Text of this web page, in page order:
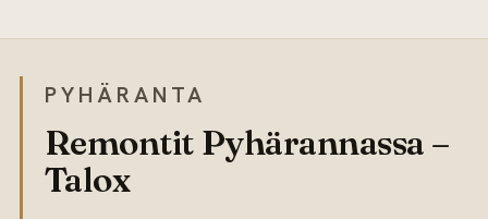
PYHÄRANTA
Remontit Pyhärannassa –
Talox